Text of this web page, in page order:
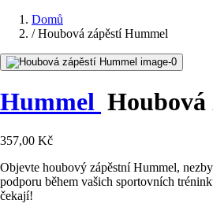
Domů
/ Houbová zápěstí Hummel
Hummel Houbová
357,00 Kč
Objevte houbový zápěstní Hummel,
podporu během vašich sportovních
čekají!